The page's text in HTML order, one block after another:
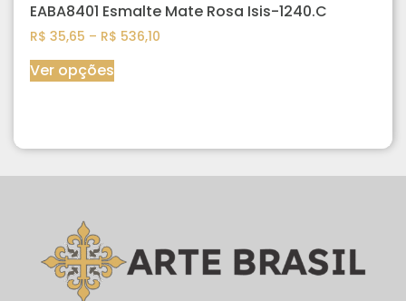
EABA8401 Esmalte Mate Rosa Isis-1240.C
R$ 35,65 – R$ 536,10
Ver opções